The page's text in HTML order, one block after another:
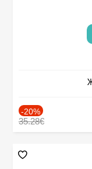
-20%
35.28€